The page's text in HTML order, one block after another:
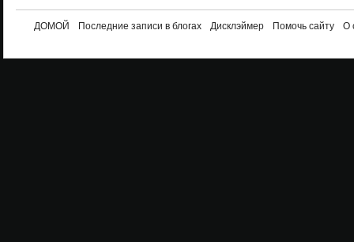
ДОМОЙ Последние записи в блогах Дисклэймер Помочь сайту О